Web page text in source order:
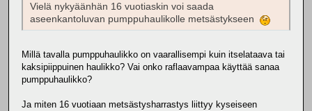
Vielä nykyäänhän 16 vuotiaskin voi saada
aseenkantoluvan pumppuhaulikolle metsästykseen
Millä tavalla pumppuhaulikko on vaarallisempi kuin itselataava tai
kaksipiippuinen haulikko? Vai onko raflaavampaa käyttää sanaa
pumppuhaulikko?
Ja miten 16 vuotiaan metsästysharrastys liittyy kyseiseen